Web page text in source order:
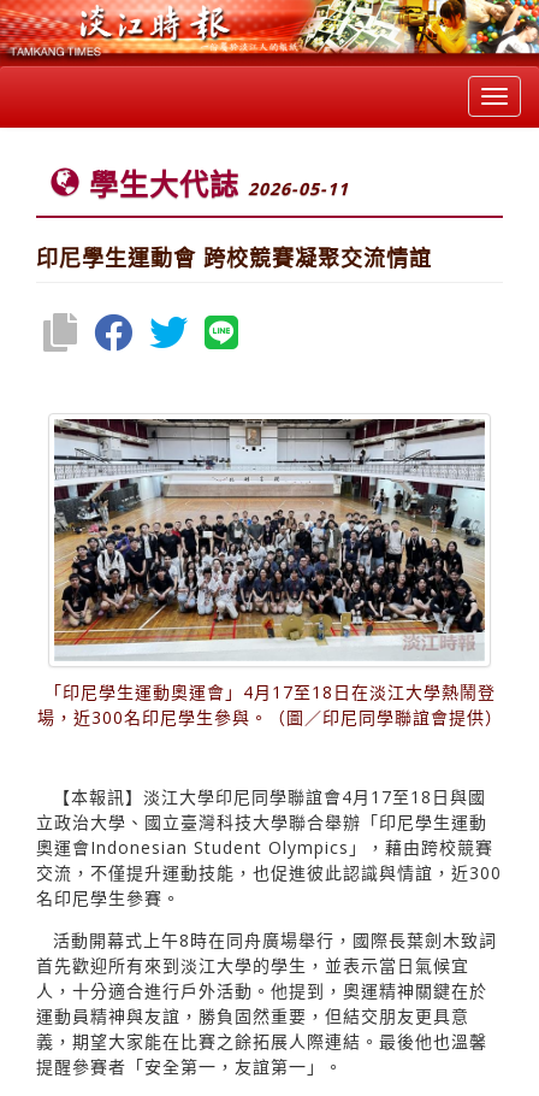
學生大代誌 2026-05-11
印尼學生運動會 跨校競賽凝聚交流情誼
「印尼學生運動奧運會」4月17至18日在淡江大學熱鬧登
場，近300名印尼學生參與。（圖／印尼同學聯誼會提供）
【本報訊】淡江大學印尼同學聯誼會4月17至18日與國
立政治大學、國立臺灣科技大學聯合舉辦「印尼學生運動
奧運會Indonesian Student Olympics」，藉由跨校競賽
交流，不僅提升運動技能，也促進彼此認識與情誼，近300
名印尼學生參賽。
活動開幕式上午8時在同舟廣場舉行，國際長葉劍木致詞
首先歡迎所有來到淡江大學的學生，並表示當日氣候宜
人，十分適合進行戶外活動。他提到，奧運精神關鍵在於
運動員精神與友誼，勝負固然重要，但結交朋友更具意
義，期望大家能在比賽之餘拓展人際連結。最後他也溫馨
提醒參賽者「安全第一，友誼第一」。